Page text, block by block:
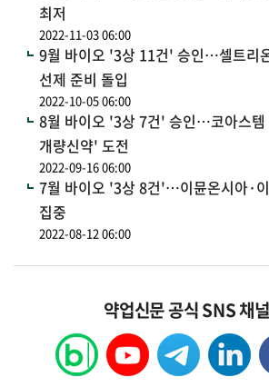
최저
2022-11-03 06:00
9월 바이오 '3상 11건' 승인…셀트리
선제 준비 돌입
2022-10-05 06:00
8월 바이오 '3상 7건' 승인…코아스템
개량신약' 도전
2022-09-16 06:00
7월 바이오 '3상 8건'…이뮨온시아·
집중
2022-08-12 06:00
약업신문 공식 SNS 채